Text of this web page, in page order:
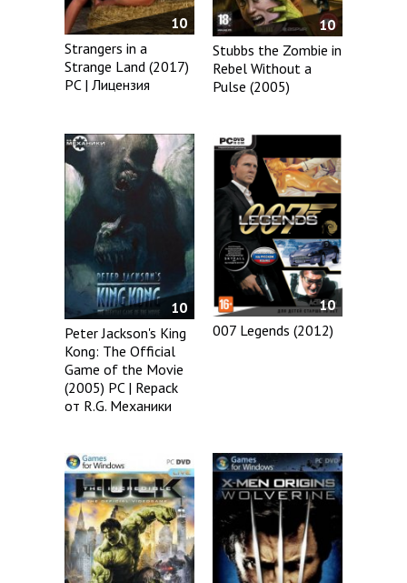
10
Strangers in a
Strange Land (2017)
PC | Лицензия
10
Stubbs the Zombie in
Rebel Without a
Pulse (2005)
10
Peter Jackson's King
Kong: The Official
Game of the Movie
(2005) PC | Repack
от R.G. Механики
10
007 Legends (2012)